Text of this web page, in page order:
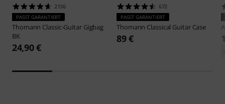
2136
PASST GARANTIERT
Thomann Classic-Guitar Gigbag
BK
24,90 €
672
PASST GARANTIERT
Thomann Classical Guitar Case
89 €